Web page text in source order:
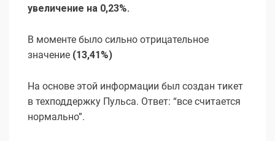
увеличение на 0,23%.
В моменте было сильно отрицательное
значение (13,41%)
На основе этой информации был создан тикет
в техподдержку Пульса. Ответ: “все считается
нормально”.